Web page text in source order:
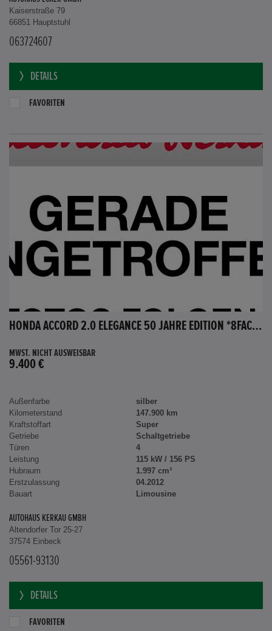
Kaiserstraße 79
66851 Hauptstuhl
063724607
DETAILS
FAVORITEN
HONDA ACCORD 2.0 ELEGANCE 50 JAHRE EDITION *8FACH BEREIFT*
MWST. NICHT AUSWEISBAR
9.400 €
Außenfarbe
silber
Kilometerstand
147.900 km
Kraftstoffart
Super
Getriebe
Schaltgetriebe
Türen
4
Leistung
115 kW / 156 PS
Hubraum
1.997 cm³
Erstzulassung
04.2012
Bauart
Limousine
AUTOHAUS KERKAU GMBH
Altendorfer Tor 25-27
37574 Einbeck
05561-93130
DETAILS
FAVORITEN